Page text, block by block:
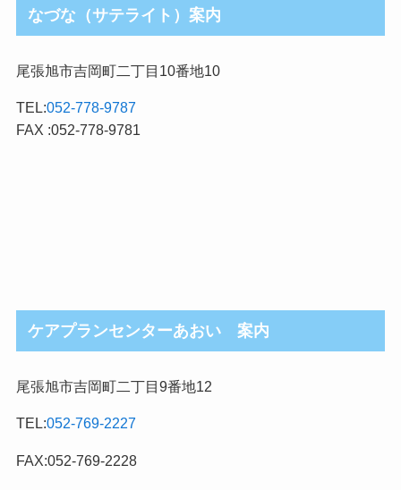
なづな（サテライト）案内
尾張旭市吉岡町二丁目10番地10
TEL:052-778-9787
FAX :052-778-9781
ケアプランセンターあおい 案内
尾張旭市吉岡町二丁目9番地12
TEL:052-769-2227
FAX:052-769-2228